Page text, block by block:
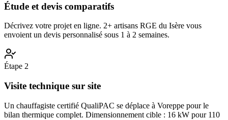
Étude et devis comparatifs
Décrivez votre projet en ligne. 2+ artisans RGE du Isère vous
envoient un devis personnalisé sous 1 à 2 semaines.
Étape 2
Visite technique sur site
Un chauffagiste certifié QualiPAC se déplace à Voreppe pour le
bilan thermique complet. Dimensionnement cible : 16 kW pour 110